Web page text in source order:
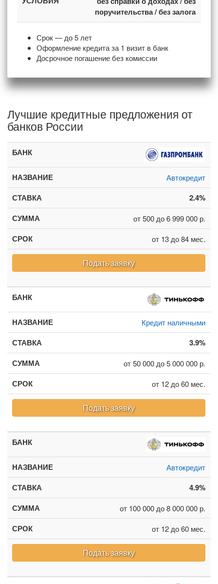
поручительства / без залога
Срок — до 5 лет
Оформление кредита за 1 визит в банк
Досрочное погашение без комиссии
Лучшие кредитные предложения от
банков России
Автокредит
2.4%
от 500 до 6 999 000 р.
от 13 до 84 мес.
Подать заявку
Кредит наличными
3.9%
от 50 000 до 5 000 000 р.
от 12 до 60 мес.
Подать заявку
Автокредит
4.9%
от 100 000 до 8 000 000 р.
от 12 до 60 мес.
Подать заявку